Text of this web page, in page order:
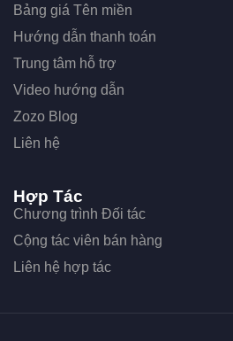
Bảng giá Tên miền
Hướng dẫn thanh toán
Trung tâm hỗ trợ
Video hướng dẫn
Zozo Blog
Liên hệ
Hợp Tác
Chương trình Đối tác
Cộng tác viên bán hàng
Liên hệ hợp tác